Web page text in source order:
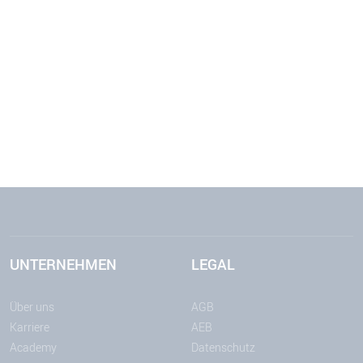
UNTERNEHMEN
Über uns
Karriere
Academy
LEGAL
AGB
AEB
Datenschutz